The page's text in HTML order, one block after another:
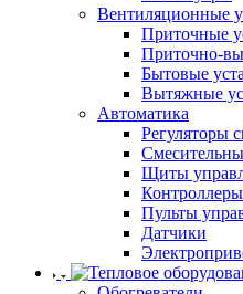
Вентиляционные
Приточные
Приточно-
Бытовые
Вытяжные
Автоматика
Регуляторы
Щиты
Контроллеры
Пульты
Датчики